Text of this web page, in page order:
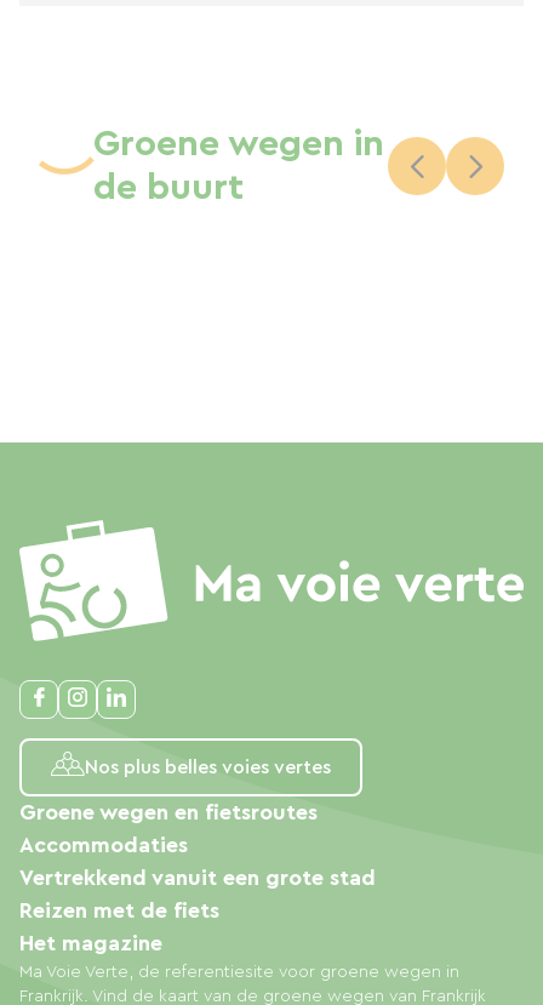
Groene wegen in
de buurt
Nos plus belles voies vertes
Ma Voie Verte, de referentiesite voor groene wegen in
Frankrijk. Vind de kaart van de groene wegen van Frankrijk
Groene wegen en fietsroutes
Accommodaties
Vertrekkend vanuit een grote stad
Reizen met de fiets
Het magazine